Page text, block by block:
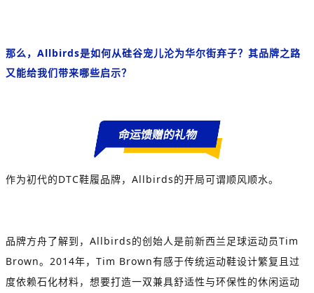
那么， Allbirds是如何从硅谷宠儿沦为华尔街弃子？其品牌之路
又能给我们带来哪些启示？
命运馈赠的礼物
作为初代的DTC鞋履品牌， Allbirds的开局可谓顺风顺水。
品牌方舟了解到， Allbirds的创始人是前新西兰足球运动员Tim
Brown。 2014年， Tim Brown有感于传统运动鞋设计繁复且过
度依赖石化材料，想要打造一双兼具舒适性与环保性的休闲运动